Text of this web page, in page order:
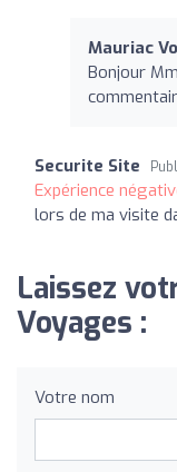
Mauriac
Bonjour
Securite Site
Expérience
lors de ma visite
Laissez
Voyages :
Votre nom